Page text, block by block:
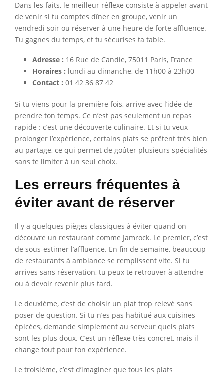
Dans les faits, le meilleur réflexe consiste à appeler avant
de venir si tu comptes dîner en groupe, venir un
vendredi soir ou réserver à une heure de forte affluence.
Tu gagnes du temps, et tu sécurises ta table.
Adresse : 16 Rue de Candie, 75011 Paris, France
Horaires : lundi au dimanche, de 11h00 à 23h00
Contact : 01 42 36 87 42
Si tu viens pour la première fois, arrive avec l’idée de
prendre ton temps. Ce n’est pas seulement un repas
rapide : c’est une découverte culinaire. Et si tu veux
prolonger l’expérience, certains plats se prêtent très bien
au partage, ce qui permet de goûter plusieurs spécialités
sans te limiter à un seul choix.
Les erreurs fréquentes à
éviter avant de réserver
Il y a quelques pièges classiques à éviter quand on
découvre un restaurant comme Jamrock. Le premier, c’est
de sous-estimer l’affluence. En fin de semaine, beaucoup
de restaurants à ambiance se remplissent vite. Si tu
arrives sans réservation, tu peux te retrouver à attendre
ou à devoir revenir plus tard.
Le deuxième, c’est de choisir un plat trop relevé sans
poser de question. Si tu n’es pas habitué aux cuisines
épicées, demande simplement au serveur quels plats
sont les plus doux. C’est un réflexe très concret, mais il
change tout pour ton expérience.
Le troisième, c’est d’imaginer que tous les plats